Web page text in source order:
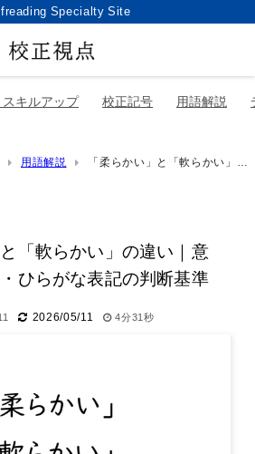
Specialty Site
スキルアップ 校正記号 用語解説
用語解説
「柔らかい」と「軟らかい」の
と「軟らかい」の違い｜意
ひらがな表記の判断基準
2026/05/11 4分31秒